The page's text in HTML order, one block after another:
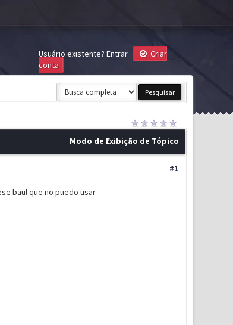
Usuário existente? Entrar
Criar
conta
Modo de Exibição de Tópico
#1
baul que no puedo usar